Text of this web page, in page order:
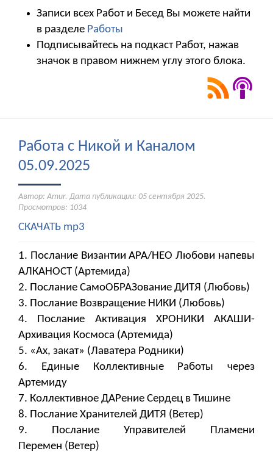
Записи всех Работ и Бесед Вы можете найти
в разделе Работы
Подписывайтесь на подкаст Работ, нажав
значок в правом нижнем углу этого блока.
Работа с Никой и Каналом
05.09.2025
Автор: Amur. Дата публикации: 05 сентября 2025.
Просмотров: 1034
СКАЧАТЬ mp3
1. Послание Византии АРА/НЕО Любови напевы
АЛКАНОСТ (Артемида)
2. Послание СамоОБРАЗование ДИТЯ (Любовь)
3. Послание Возвращение НИКИ (Любовь)
4. Послание Активация ХРОНИКИ АКАШИ-
Архивация Космоса (Артемида)
5. «Ах, закат» (Лаватера Родники)
6. Единые Коллективные Работы через
Артемиду
7. Коллективное ДАРение Сердец в Тишине
8. Послание Хранителей ДИТЯ (Ветер)
9. Послание Управителей Пламени
Перемен (Ветер)